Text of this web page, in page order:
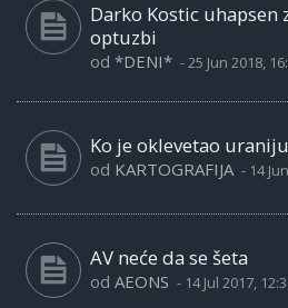
Darko Kostic uhapsen
optuzbi
od *DENI* -25 Jun 2018,
Ko je oklevetao
od KARTOGRAFIJA - 14
AV neće da se šeta
od AEONS - 14 Jul 2017,